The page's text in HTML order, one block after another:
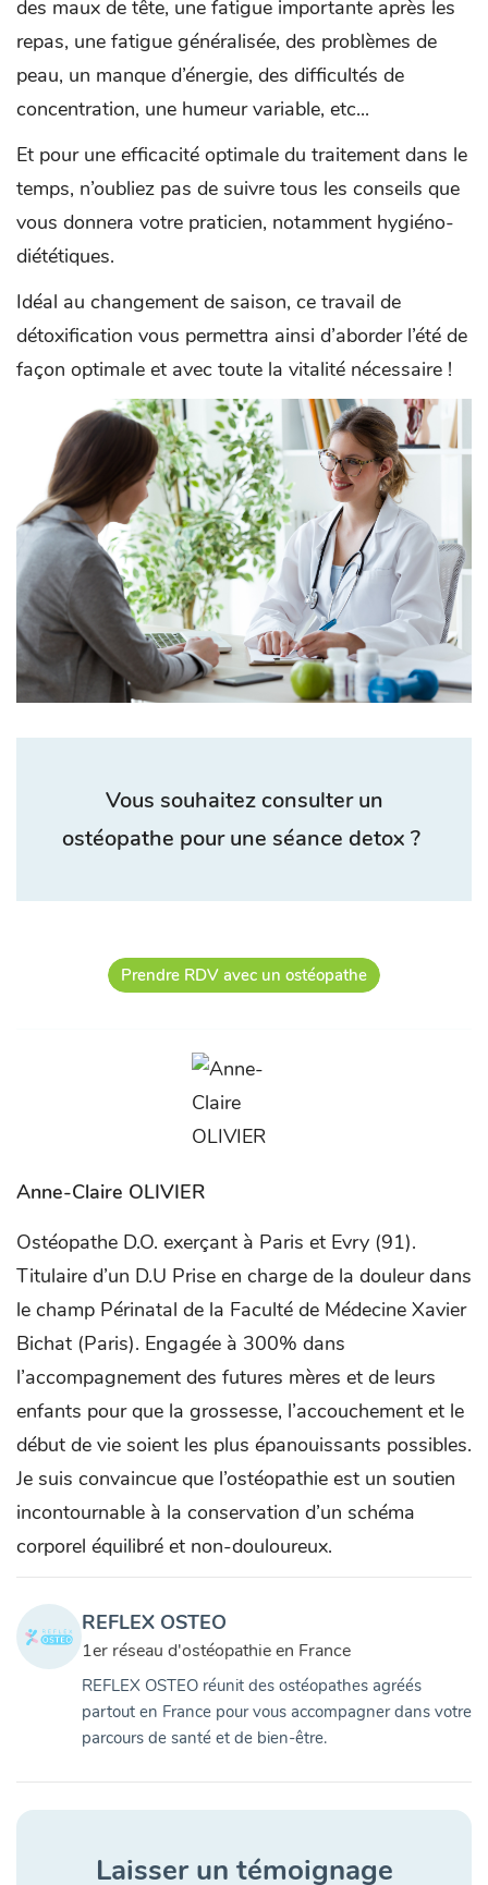
des maux de tête, une fatigue importante après les
repas, une fatigue généralisée, des problèmes de
peau, un manque d’énergie, des difficultés de
concentration, une humeur variable, etc...
Et pour une efficacité optimale du traitement dans le
temps, n’oubliez pas de suivre tous les conseils que
vous donnera votre praticien, notamment hygiéno-
diététiques.
Idéal au changement de saison, ce travail de
détoxification vous permettra ainsi d’aborder l’été de
façon optimale et avec toute la vitalité nécessaire !
Vous souhaitez consulter un
ostéopathe pour une séance detox ?
Prendre RDV avec un ostéopathe
Anne-Claire OLIVIER
Ostéopathe D.O. exerçant à Paris et Evry (91).
Titulaire d’un D.U Prise en charge de la douleur dans
le champ Périnatal de la Faculté de Médecine Xavier
Bichat (Paris). Engagée à 300% dans
l’accompagnement des futures mères et de leurs
enfants pour que la grossesse, l’accouchement et le
début de vie soient les plus épanouissants possibles.
Je suis convaincue que l’ostéopathie est un soutien
incontournable à la conservation d’un schéma
corporel équilibré et non-douloureux.
REFLEX OSTEO
1er réseau d'ostéopathie en France
REFLEX OSTEO réunit des ostéopathes agréés
partout en France pour vous accompagner dans votre
parcours de santé et de bien-être.
Laisser un témoignage